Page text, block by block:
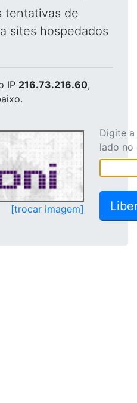
tentativas de
sites hospedados
IP 216.73.216.60,
[trocar imagem]
Digite
lado no